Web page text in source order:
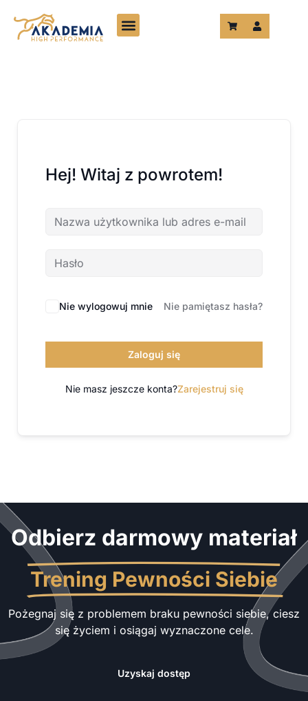
treści
Hej! Witaj z powrotem!
Nie wylogowuj mnie Nie pamiętasz hasła?
Zaloguj się
Nie masz jeszcze konta?Zarejestruj się
Odbierz darmowy materiał
Trening Pewności Siebie
Pożegnaj się z problemem braku pewności siebie, ciesz
się życiem i osiągaj wyznaczone cele.
Uzyskaj dostęp